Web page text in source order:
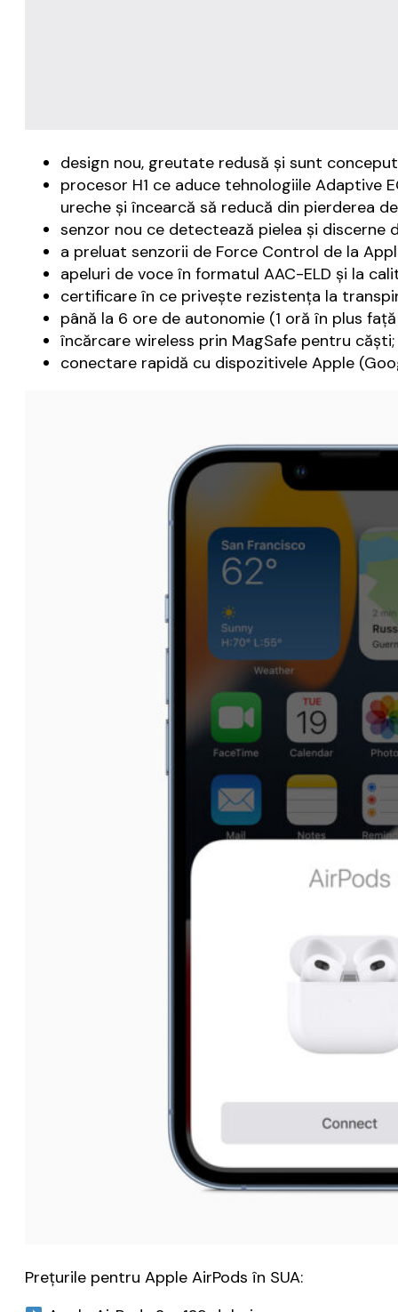
design nou, greutate redusă și sunt
procesor H1 ce aduce tehnologiile Adaptive
ureche și încearcă să reducă din pierderea
senzor nou ce detectează pielea și discerne
a preluat senzorii de Force Control de la
apeluri de voce în formatul AAC-ELD și la
certificare în ce privește rezistența la
până la 6 ore de autonomie (1 oră în plus
încărcare wireless prin MagSafe pentru căști;
conectare rapidă cu dispozitivele Apple
Prețurile pentru Apple AirPods în SUA: